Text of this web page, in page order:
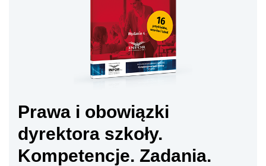
Prawa i obowiązki
dyrektora szkoły.
Kompetencje. Zadania.